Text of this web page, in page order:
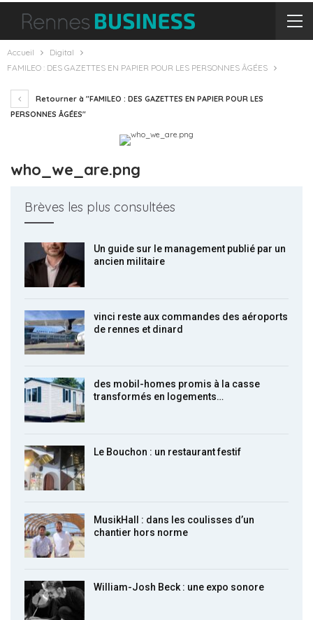
Accueil
Digital
FAMILEO : DES GAZETTES EN PAPIER POUR LES PERSONNES ÂGÉES
Retourner à "FAMILEO : DES GAZETTES EN PAPIER POUR LES
PERSONNES ÂGÉES"
who_we_are.png
Brèves les plus consultées
Un guide sur le management publié par un
ancien militaire
vinci reste aux commandes des aéroports
de rennes et dinard
des mobil-homes promis à la casse
transformés en logements…
Le Bouchon : un restaurant festif
MusikHall : dans les coulisses d’un
chantier hors norme
William-Josh Beck : une expo sonore